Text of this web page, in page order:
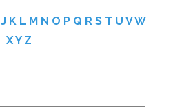
J K L M N O P Q R S T U VW
XY Z